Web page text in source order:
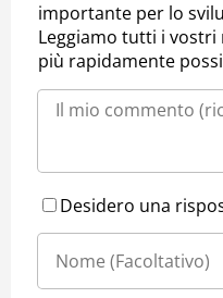
importante per lo
Leggiamo tutti i vostri
più rapidamente
Desidero una